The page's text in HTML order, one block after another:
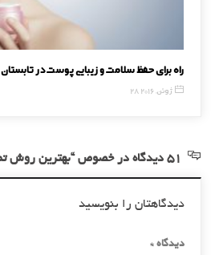
5 راه برای حفظ سلامت و زیبایی پوست در تابستان
28 ژوئن, 2016
دیدگاهتان را بنویسید
دیدگاه *